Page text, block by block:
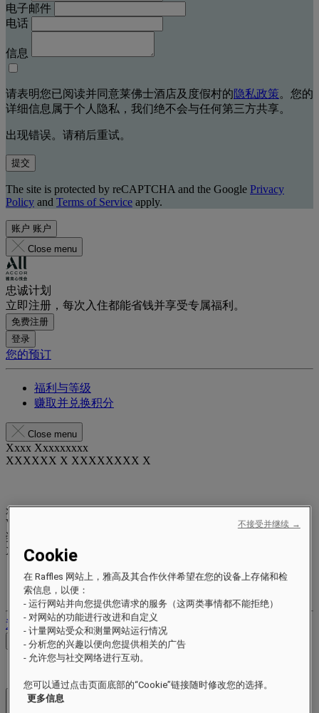
电子邮件
电话
信息
请表明您已阅读并同意莱佛士酒店及度假村的隐私政策。您的
详细信息属于个人隐私，我们绝不会与任何第三方共享。
出现错误。请稍后重试。
提交
The site is protected by reCAPTCHA and the Google Privacy
Policy and Terms of Service apply.
账户 账户
Close menu
忠诚计划
立即注册，每次入住都能省钱并享受专属福利。
免费注册
登录
您的预订
福利与等级
赚取并兑换积分
Close menu
Xxxx Xxxxxxxxx
XXXXXX X XXXXXXXX X
xxxxxxxx
Valid until
奖励积分
XXXpts
您的忠诚账户
您的预订
退出
查看价格
Cookie
在 Raffles 网站上，雅高及其合作伙伴希望在您的设备上存储和检
索信息，以便：
- 运行网站并向您提供您请求的服务（这两类事情都不能拒绝）
- 对网站的功能进行改进和自定义
- 计量网站受众和测量网站运行情况
- 分析您的兴趣以便向您提供相关的广告
- 允许您与社交网络进行互动。
您可以通过点击页面底部的“Cookie”链接随时修改您的选择。
更多信息
不接受并继续 →